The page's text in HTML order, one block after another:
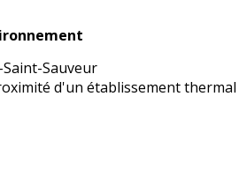
Saint-Sauveur
d'un établissement thermal